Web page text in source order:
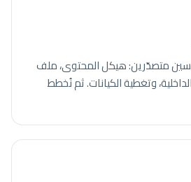
متصدّرين: هيكل المحتوى، ملف
الداخلية، وتغطية الكيانات. ثم نُخطط